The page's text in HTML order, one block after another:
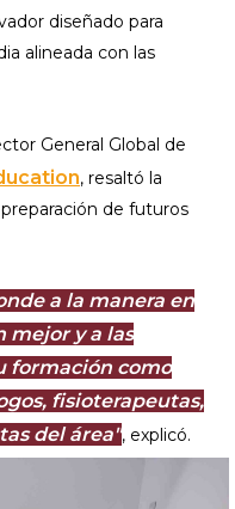
diseñado para
alineada con las
General Global de
, resaltó la
de futuros
a la manera en
mejor y a las
formación como
fisioterapeutas,
del área", explicó.